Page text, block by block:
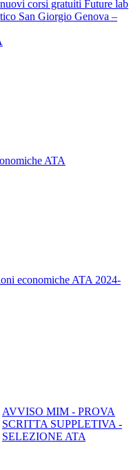
corsi gratuiti Future lab
San Giorgio Genova –
ATA
economiche ATA 2024-
AVVISO MIM - PROVA
SCRITTA SUPPLETIVA -
SELEZIONE ATA